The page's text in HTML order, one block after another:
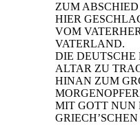
ZUM
HIER
VOM
VATERLAND.
DIE
ALTAR ZU
HINAN ZUM
MIT GOTT NUN